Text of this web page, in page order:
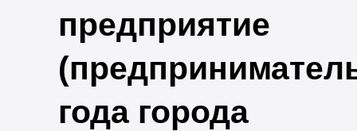
предприятие
года города